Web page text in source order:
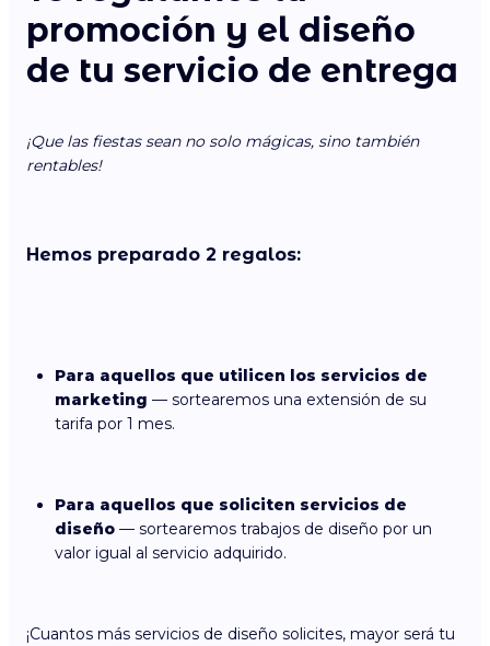
promoción y el diseño
de tu servicio de entrega
¡Que las fiestas sean no solo mágicas, sino también
rentables!
Hemos preparado 2 regalos:
Para aquellos que utilicen los servicios de
marketing — sortearemos una extensión de su
tarifa por 1 mes.
Para aquellos que soliciten servicios de
diseño — sortearemos trabajos de diseño por un
valor igual al servicio adquirido.
¡Cuantos más servicios de diseño solicites, mayor será tu